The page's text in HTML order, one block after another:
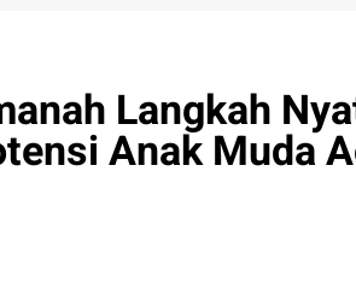
Langkah
Anak Muda